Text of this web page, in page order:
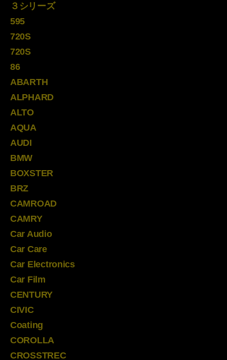
３シリーズ
595
720S
720S
86
ABARTH
ALPHARD
ALTO
AQUA
AUDI
BMW
BOXSTER
BRZ
CAMROAD
CAMRY
Car Audio
Car Care
Car Electronics
Car Film
CENTURY
CIVIC
Coating
COROLLA
CROSSTREC